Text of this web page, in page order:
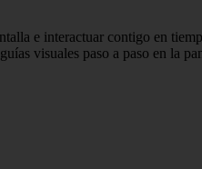
e interactuar contigo en
visuales paso a paso en la